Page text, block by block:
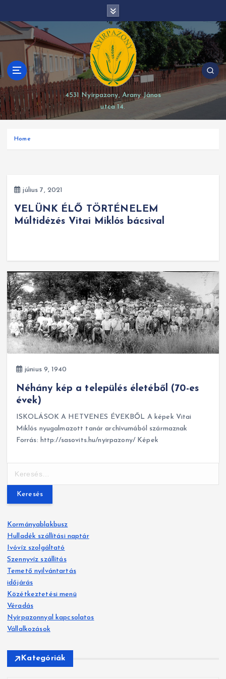
p
t
o
c
o
n
t
e
4531 Nyírpazony, Arany János
utca 14.
Home
július 7, 2021
VELÜNK ÉLŐ TÖRTÉNELEM
Múltidézés Vitai Miklós bácsival
június 9, 1940
Néhány kép a település életéből (70-es
évek)
ISKOLÁSOK A HETVENES ÉVEKBŐL A képek Vitai
Miklós nyugalmazott tanár archívumából származnak
Forrás: http://sasovits.hu/nyirpazony/ Képek
e
é
s
:
Kormányablakbusz
Hulladék szállítási naptár
Ivóvíz szolgáltató
Szennyvíz szállítás
Temető nyilvántartás
időjárás
Közétkeztetési menü
Véradás
Nyírpazonnyal kapcsolatos
Vállalkozások
Kategóriák
modal-check